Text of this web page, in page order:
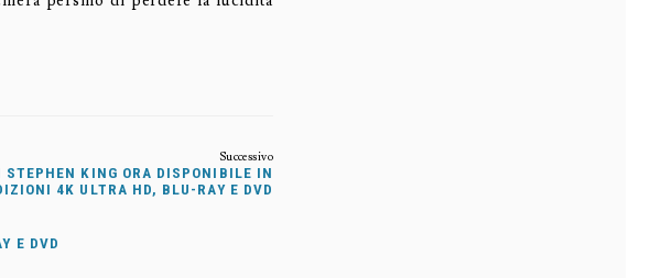
KING ORA DISPONIBILE IN
4K ULTRA HD, BLU-RAY E DVD
E DVD